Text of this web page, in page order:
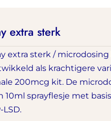
extra sterk
extra sterk /
als krachtigere
200mcg kit. De
10ml sprayflesje met